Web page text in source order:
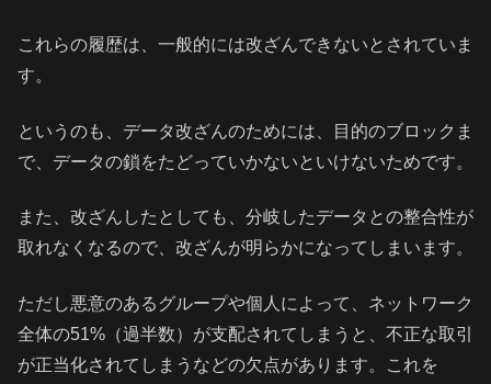
これらの履歴は、一般的には改ざんできないとされていま
す。
というのも、データ改ざんのためには、目的のブロックま
で、データの鎖をたどっていかないといけないためです。
また、改ざんしたとしても、分岐したデータとの整合性が
取れなくなるので、改ざんが明らかになってしまいます。
ただし悪意のあるグループや個人によって、ネットワーク
全体の51%（過半数）が支配されてしまうと、不正な取引
が正当化されてしまうなどの欠点があります。これを